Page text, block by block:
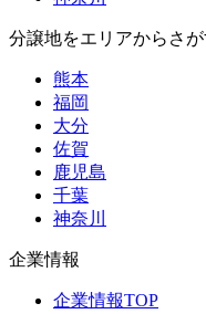
分譲地をエリアからさが
熊本
福岡
大分
佐賀
鹿児島
千葉
神奈川
企業情報
企業情報TOP